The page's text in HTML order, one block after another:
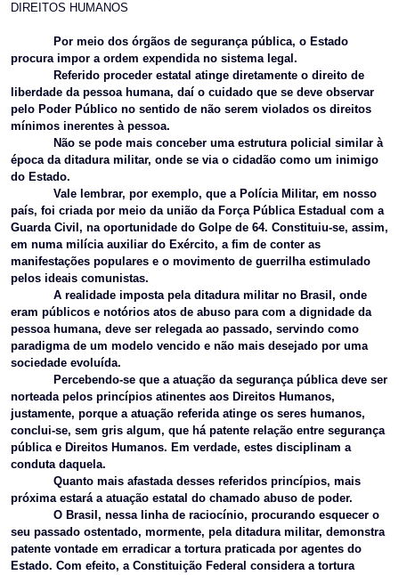
DIREITOS HUMANOS
Por meio dos órgãos de segurança pública, o Estado
procura impor a ordem expendida no sistema legal.
Referido proceder estatal atinge diretamente o direito de
liberdade da pessoa humana, daí o cuidado que se deve observar
pelo Poder Público no sentido de não serem violados os direitos
mínimos inerentes à pessoa.
Não se pode mais conceber uma estrutura policial similar à
época da ditadura militar, onde se via o cidadão como um inimigo
do Estado.
Vale lembrar, por exemplo, que a Polícia Militar, em nosso
país, foi criada por meio da união da Força Pública Estadual com a
Guarda Civil, na oportunidade do Golpe de 64. Constituiu-se, assim,
em numa milícia auxiliar do Exército, a fim de conter as
manifestações populares e o movimento de guerrilha estimulado
pelos ideais comunistas.
A realidade imposta pela ditadura militar no Brasil, onde
eram públicos e notórios atos de abuso para com a dignidade da
pessoa humana, deve ser relegada ao passado, servindo como
paradigma de um modelo vencido e não mais desejado por uma
sociedade evoluída.
Percebendo-se que a atuação da segurança pública deve ser
norteada pelos princípios atinentes aos Direitos Humanos,
justamente, porque a atuação referida atinge os seres humanos,
conclui-se, sem gris algum, que há patente relação entre segurança
pública e Direitos Humanos. Em verdade, estes disciplinam a
conduta daquela.
Quanto mais afastada desses referidos princípios, mais
próxima estará a atuação estatal do chamado abuso de poder.
O Brasil, nessa linha de raciocínio, procurando esquecer o
seu passado ostentado, mormente, pela ditadura militar, demonstra
patente vontade em erradicar a tortura praticada por agentes do
Estado. Com efeito, a Constituição Federal considera a tortura